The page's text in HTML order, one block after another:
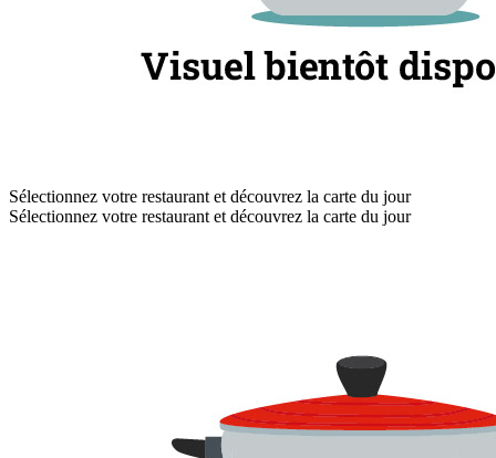
Sélectionnez votre restaurant et découvrez la carte du jour
Sélectionnez votre restaurant et découvrez la carte du jour